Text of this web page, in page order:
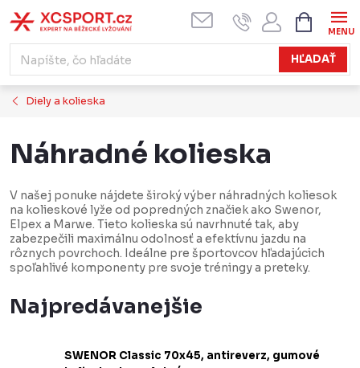
na
obsah
HĽADAŤ
KOŠÍK
Diely a kolieska
Náhradné kolieska
V našej ponuke nájdete široký výber náhradných koliesok
na kolieskové lyže od popredných značiek ako Swenor,
Elpex a Marwe. Tieto kolieska sú navrhnuté tak, aby
zabezpečili maximálnu odolnosť a efektívnu jazdu na
rôznych povrchoch. Ideálne pre športovcov hľadajúcich
spoľahlivé komponenty pre svoje tréningy a preteky.
Najpredávanejšie
SWENOR Classic 70x45, antireverz, gumové